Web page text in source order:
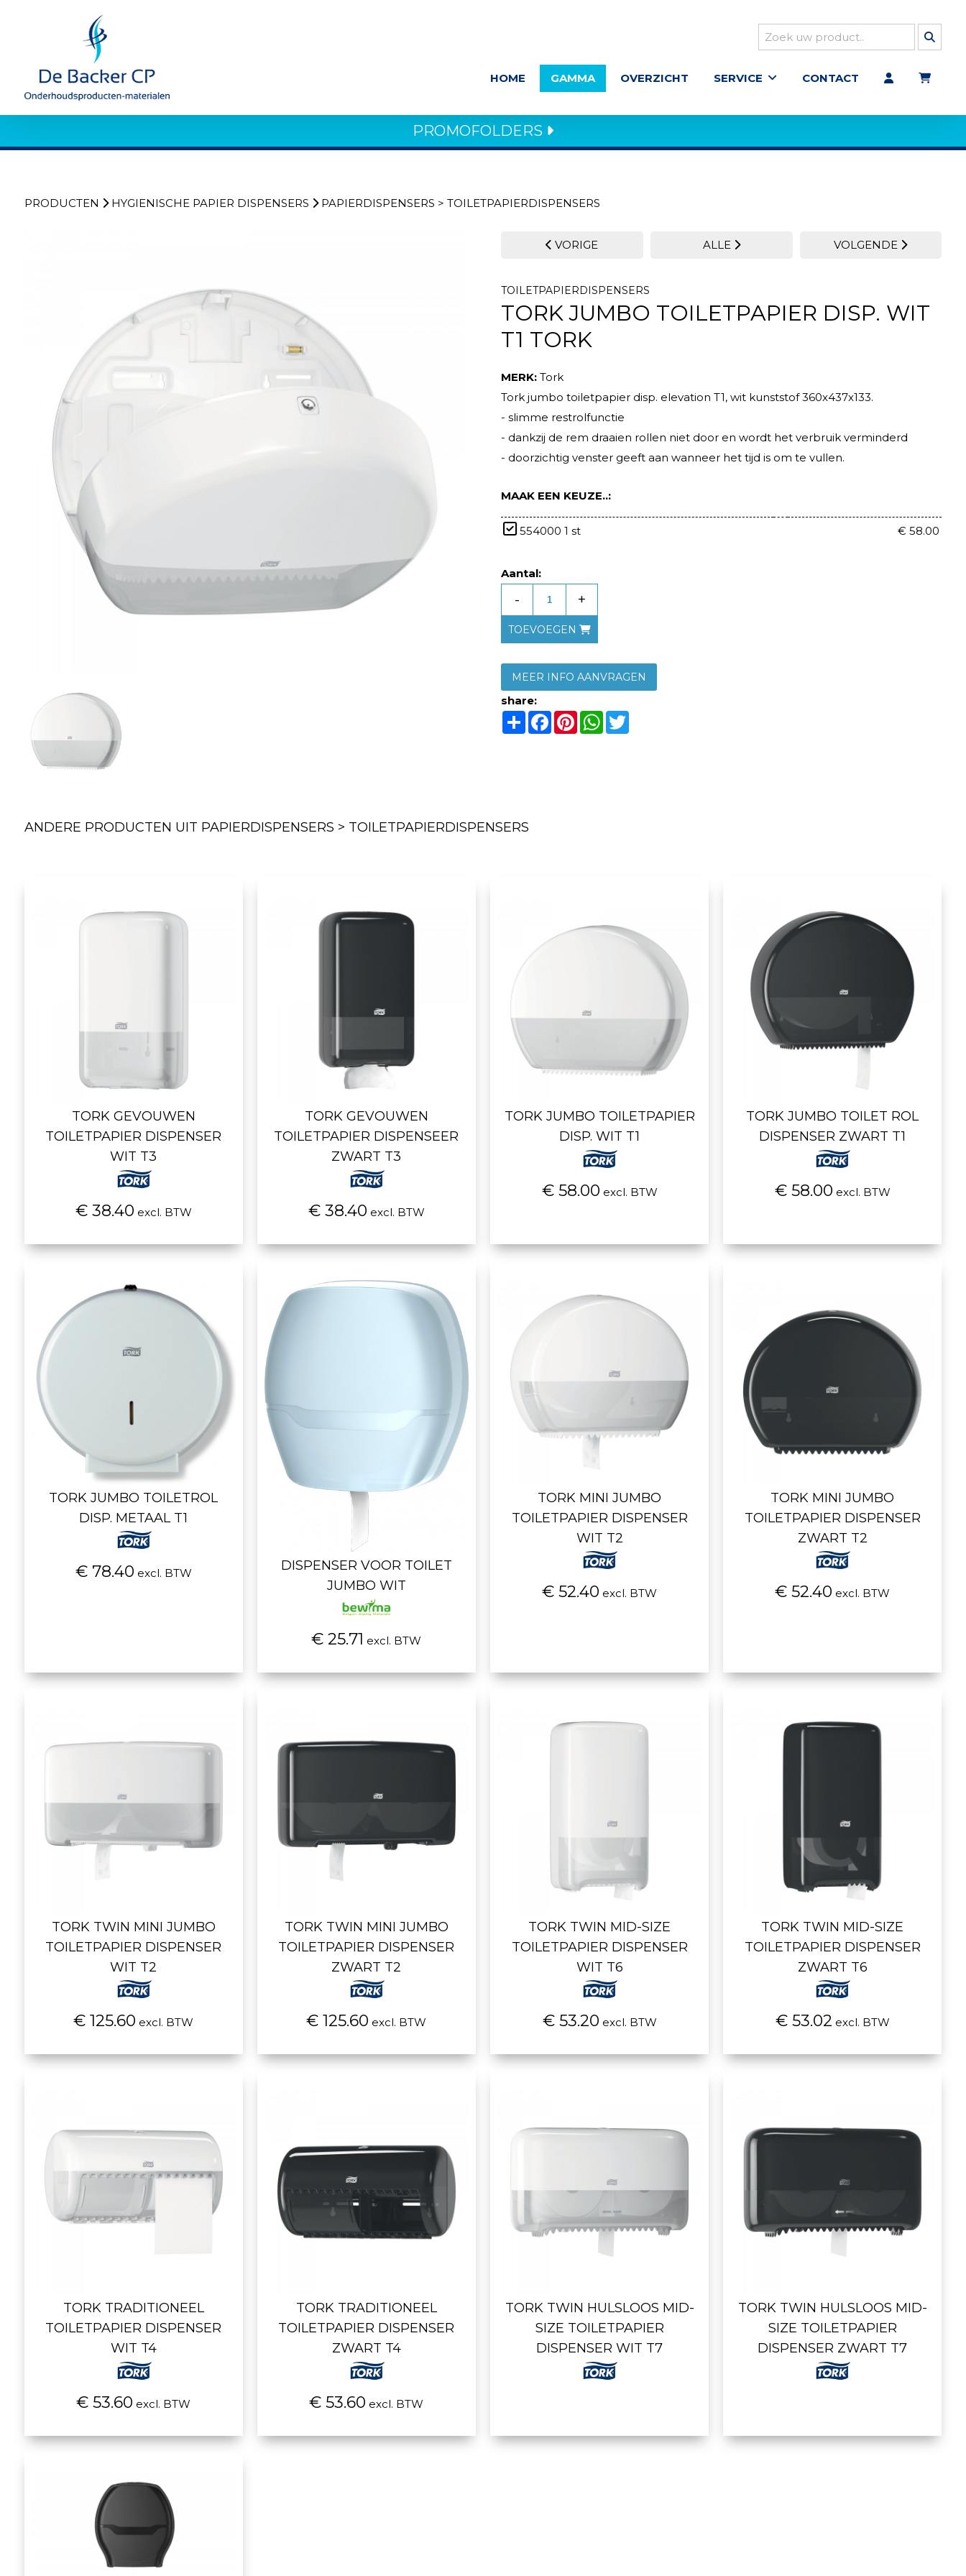
HOME GAMMA OVERZICHT SERVICE CONTACT
PROMOFOLDERS
PRODUCTEN HYGIENISCHE PAPIER DISPENSERS PAPIERDISPENSERS > TOILETPAPIERDISPENSERS
VORIGE ALLE VOLGENDE
TOILETPAPIERDISPENSERS
TORK JUMBO TOILETPAPIER DISP. WIT
T1 TORK
MERK: Tork
Tork jumbo toiletpapier disp. elevation T1, wit kunststof 360x437x133.
- slimme restrolfunctie
- dankzij de rem draaien rollen niet door en wordt het verbruik verminderd
- doorzichtig venster geeft aan wanneer het tijd is om te vullen.
MAAK EEN KEUZE..:
554000 1 st € 58.00
Aantal:
- +
TOEVOEGEN
MEER INFO AANVRAGEN
share:
ShareFacebook
PinterestWhatsApp
ANDERE PRODUCTEN UIT PAPIERDISPENSERS > TOILETPAPIERDISPENSERS
TORK GEVOUWEN
TOILETPAPIER DISPENSER
WIT T3
€ 38.40 excl. BTW
TORK GEVOUWEN
TOILETPAPIER DISPENSEER
ZWART T3
€ 38.40 excl. BTW
TORK JUMBO TOILETPAPIER
DISP. WIT T1
€ 58.00 excl. BTW
TORK JUMBO TOILET ROL
DISPENSER ZWART T1
€ 58.00 excl. BTW
TORK JUMBO TOILETROL
DISP. METAAL T1
€ 78.40 excl. BTW
DISPENSER VOOR TOILET
JUMBO WIT
€ 25.71 excl. BTW
TORK MINI JUMBO
TOILETPAPIER DISPENSER
WIT T2
€ 52.40 excl. BTW
TORK MINI JUMBO
TOILETPAPIER DISPENSER
ZWART T2
€ 52.40 excl. BTW
TORK TWIN MINI JUMBO
TOILETPAPIER DISPENSER
WIT T2
€ 125.60 excl. BTW
TORK TWIN MINI JUMBO
TOILETPAPIER DISPENSER
ZWART T2
€ 125.60 excl. BTW
TORK TWIN MID-SIZE
TOILETPAPIER DISPENSER
WIT T6
€ 53.20 excl. BTW
TORK TWIN MID-SIZE
TOILETPAPIER DISPENSER
ZWART T6
€ 53.02 excl. BTW
TORK TRADITIONEEL
TOILETPAPIER DISPENSER
WIT T4
€ 53.60 excl. BTW
TORK TRADITIONEEL
TOILETPAPIER DISPENSER
ZWART T4
€ 53.60 excl. BTW
TORK TWIN HULSLOOS MID-
SIZE TOILETPAPIER
DISPENSER WIT T7
TORK TWIN HULSLOOS MID-
SIZE TOILETPAPIER
DISPENSER ZWART T7